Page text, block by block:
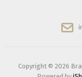
Copyright © 2026